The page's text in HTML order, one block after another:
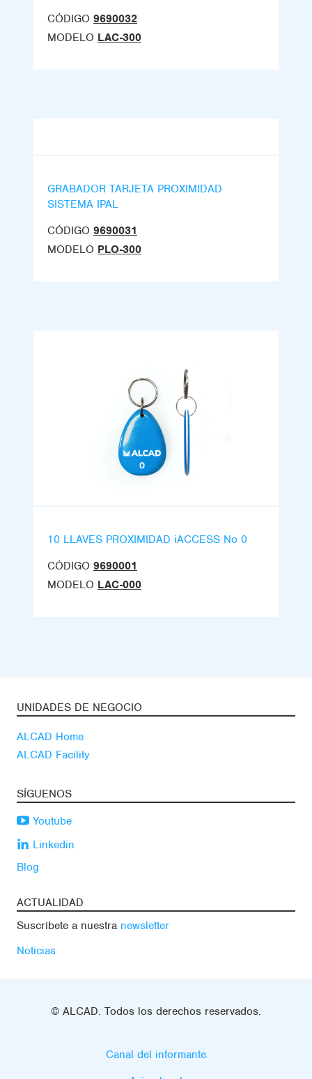
CÓDIGO 9690032
MODELO LAC-300
GRABADOR TARJETA PROXIMIDAD
SISTEMA IPAL
CÓDIGO 9690031
MODELO PLO-300
10 LLAVES PROXIMIDAD iACCESS No 0
CÓDIGO 9690001
MODELO LAC-000
UNIDADES DE NEGOCIO
ALCAD Home
ALCAD Facility
SÍGUENOS
Youtube
Linkedin
Blog
ACTUALIDAD
Suscríbete a nuestra newsletter
Noticias
© ALCAD. Todos los derechos reservados.
Canal del informante